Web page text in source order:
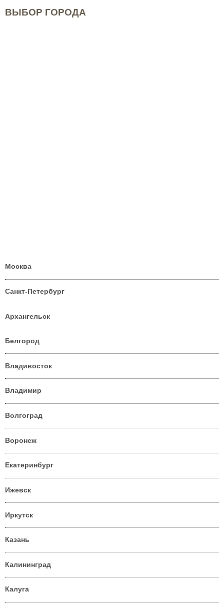
ВЫБОР ГОРОДА
Москва
Санкт-Петербург
Архангельск
Белгород
Владивосток
Владимир
Волгоград
Воронеж
Екатеринбург
Ижевск
Иркутск
Казань
Калининград
Калуга